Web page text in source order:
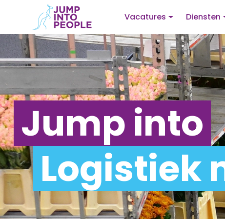
Vacatures Diensten
Jump into
Logistiek